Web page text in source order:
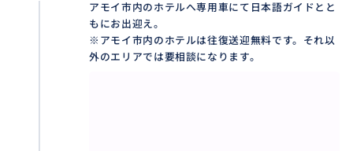
アモイ市内のホテルへ専用車にて日本語ガイドとと
もにお出迎え。
※アモイ市内のホテルは往復送迎無料です。それ以
外のエリアでは要相談になります。